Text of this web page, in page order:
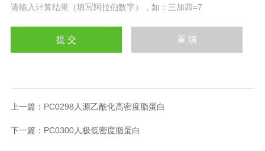
请输入计算结果（填写阿拉伯数字），如：三加四=7
上一篇： PC0298人源乙酰化高密度脂蛋白
下一篇： PC0300人极低密度脂蛋白